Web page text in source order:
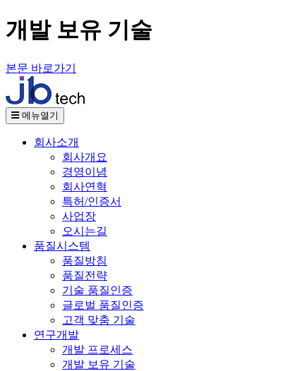
개발 보유 기술
본문 바로가기
메뉴열기
회사소개
회사개요
경영이념
회사연혁
특허/인증서
사업장
오시는길
품질시스템
품질방침
품질전략
기술 품질인증
글로벌 품질인증
고객 맞춤 기술
연구개발
개발 프로세스
개발 보유 기술